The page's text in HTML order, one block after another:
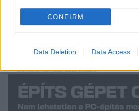
CONFIRM
Data Deletion Data Access